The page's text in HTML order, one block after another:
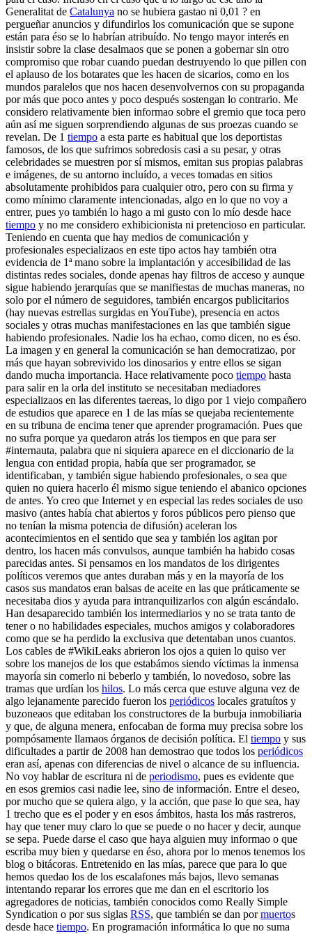
Generalitat de Catalunya no se hubiera gastao ni 0,01 ? en
pergueñar anuncios y difundirlos los comunicación que se supone
están para éso se lo habrían atribuído. No tengo mayor interés en
insistir sobre la clase desalmaos que se ponen a gobernar sin otro
compromiso que robar cuando puedan destruyendo lo que pillen con
el aplauso de los botarates que les hacen de sicarios, como en los
mundos paralelos que nos hacen desenvolvernos con su propaganda
por más que poco antes y poco después sostengan lo contrario. Me
considero relativamente bien informao sobre el gremio que toca pero
aún así me siguen sorprendiendo algunas de sus proezas cuando se
revelan. De 1 tiempo a esta parte es habitual que los deportistas
famosos, de los que sufrimos sobredosis casi a su pesar, y otras
celebridades se muestren por sí mismos, emitan sus propias palabras
e imágenes, de su antorno incluído, a veces tomadas en sitios
absolutamente prohibidos para cualquier otro, pero con su firma y
como mínimo claramente intencionadas, algo en lo que no voy a
entrer, pues yo también lo hago a mi gusto con lo mío desde hace
tiempo y no me considero exhibicionista ni pretencioso en particular.
Teniendo en cuenta que hay medios de comunicación y
profesionales especializaos en este tipo actos hay también otra
evidencia de 1ª mano sobre la implantación y accesibilidad de las
distintas redes sociales, donde apenas hay filtros de acceso y aunque
sigue habiendo jerarquías que se manifiestas de muchas maneras, no
solo por el número de seguidores, también encargos publicitarios
(hay nuevas estrellas surgidas en YouTube), presencia en actos
sociales y otras muchas manifestaciones en las que también sigue
habiendo profesionales. Nadie los ha echao, como dicen, no es éso.
La imagen y en general la comunicación se han democratizao, por
más que hayan sobrevivido los dinosarios y entre ellos se sigan
dando mucha importancia. Hace relativamente poco tiempo hasta
para salir en la orla del instituto se necesitaban mediadores
especializaos en las diferentes taereas, lo digo por 1 viejo compañero
de estudios que aparece en 1 de las mías se quejaba recientemente
en su tribuna de encima tener que aprender programación. Pues que
no sufra porque ya quedaron atrás los tiempos en que para ser
#internauta, palabra que ni siquiera aparece en el diccionario de la
lengua con entidad propia, había que ser programador, se
identificaban, y también sigue habiendo profesionales, o sea que
quien no quiera hacerlo él mismo sigue teniendo el abanico opciones
de antes. Yo creo que Internet y en especial las redes sociales de uso
masivo (antes había chat abiertos y foros públicos pero pienso que
no tenían la misma potencia de difusión) aceleran los
acontecimientos en el sentido que sea y también los agitan por
dentro, los hacen más convulsos, aunque también ha habido cosas
parecidas antes. Si pensamos en los mandatos de los dirigentes
políticos veremos que antes duraban más y en la mayoría de los
casos sus mandatos eran balsas de aceite en las que práticamente se
necesitaba dios y ayuda para intranquilizarlos con algún escándalo.
Han desaparecido también los intermediarios y no se trata tanto de
tener o no habilidades especiales, muchos amigos y colaboradores
como que se ha perdido la exclusiva que detentaban unos cuantos.
Los cables de #WikiLeaks abrieron los ojos a quien lo quiso ver
sobre los manejos de los que estabámos siendo víctimas la inmensa
mayoría sin comerlo ni beberlo y también, lo novedoso, sobre las
tramas que urdían los hilos. Lo más cerca que estuve alguna vez de
algo lejanamente parecido fueron los periódicos locales gratuítos y
buzoneaos que editaban los constructores de la burbuja inmobiliaria
y que, de alguna menera, enfocaban de forma muy precisa sobre los
pompósamente llamaos órganos de decisión política. El tiempo y sus
dificultades a partir de 2008 han demostrao que todos los periódicos
eran así, apenas con diferencias de nivel o alcance de su influencia.
No voy hablar de escritura ni de periodismo, pues es evidente que
en esos gremios casi nadie lee, sino de información. Entre el deseo,
por mucho que se quiera algo, y la acción, que pase lo que sea, hay
1 trecho que es el poder y en esos ámbitos, hasta los más rastreros,
hay que tener muy claro lo que se puede o no hacer y decir, aunque
se sepa. Puede darse el caso que haya alguien muy informao o que
escriba muy bien y quedarse en éso, ahora por lo menos tenemos los
blog o bitácoras. Entretenido en las mías, parece que para lo que
hemos quedao los de los escalafones más bajos, llevo semanas
intentando reparar los errores que me dan en el escritorio los
agregadores de noticias, también conocidos como Really Simple
Syndication o por sus siglas RSS, que también se dan pormuertos
desde hace tiempo. En programación informática lo que no suma